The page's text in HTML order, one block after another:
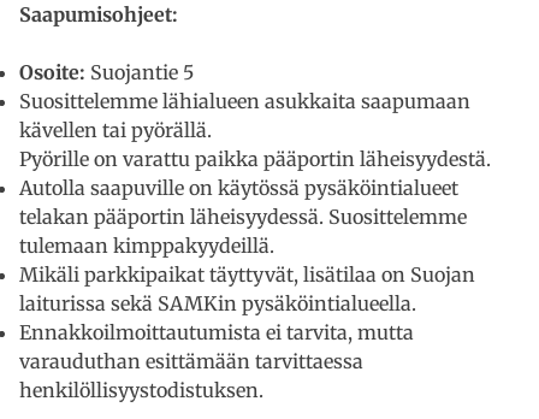
Saapumisohjeet:
Osoite: Suojantie 5
Suosittelemme lähialueen asukkaita saapumaan
kävellen tai pyörällä.
Pyörille on varattu paikka pääportin läheisyydestä.
Autolla saapuville on käytössä pysäköintialueet
telakan pääportin läheisyydessä. Suosittelemme
tulemaan kimppakyydeillä.
Mikäli parkkipaikat täyttyvät, lisätilaa on Suojan
laiturissa sekä SAMKin pysäköintialueella.
Ennakkoilmoittautumista ei tarvita, mutta
varauduthan esittämään tarvittaessa
henkilöllisyystodistuksen.